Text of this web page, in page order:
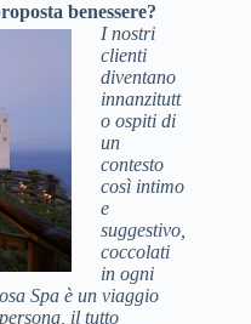
benessere?
I nostri
clienti
diventano
innanzitutt
o ospiti di
un
contesto
così intimo
e
suggestivo,
coccolati
in ogni
Spa è un viaggio
il tutto